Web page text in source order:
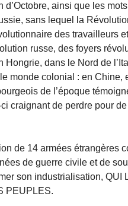
d’Octobre, ainsi que les
sans lequel la
des travailleurs
russe, des foyers
Hongrie, dans le Nord de
monde colonial : en Chine,
de l’époque
craignant de perdre pour
de 14 armées étrangères
de guerre civile et de
son industrialisation,
PEUPLES.